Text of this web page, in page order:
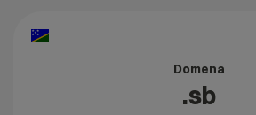
Domena
.sb